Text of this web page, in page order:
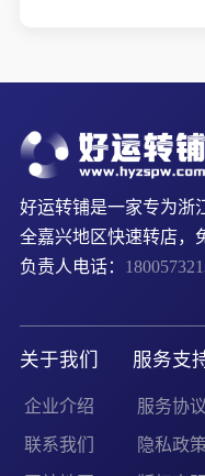
好运转铺是一家专为浙
全嘉兴地区快速转店，
负责人电话：
关于我们
企业介绍
联系我们
服务支
服务协议
隐私政策